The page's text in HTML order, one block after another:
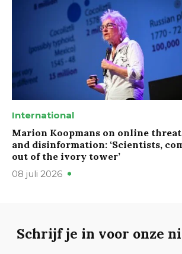
International
Marion Koopmans on online
and disinformation: ‘Scientists,
out of the ivory tower’
08 juli 2026
Schrijf je in voor onze